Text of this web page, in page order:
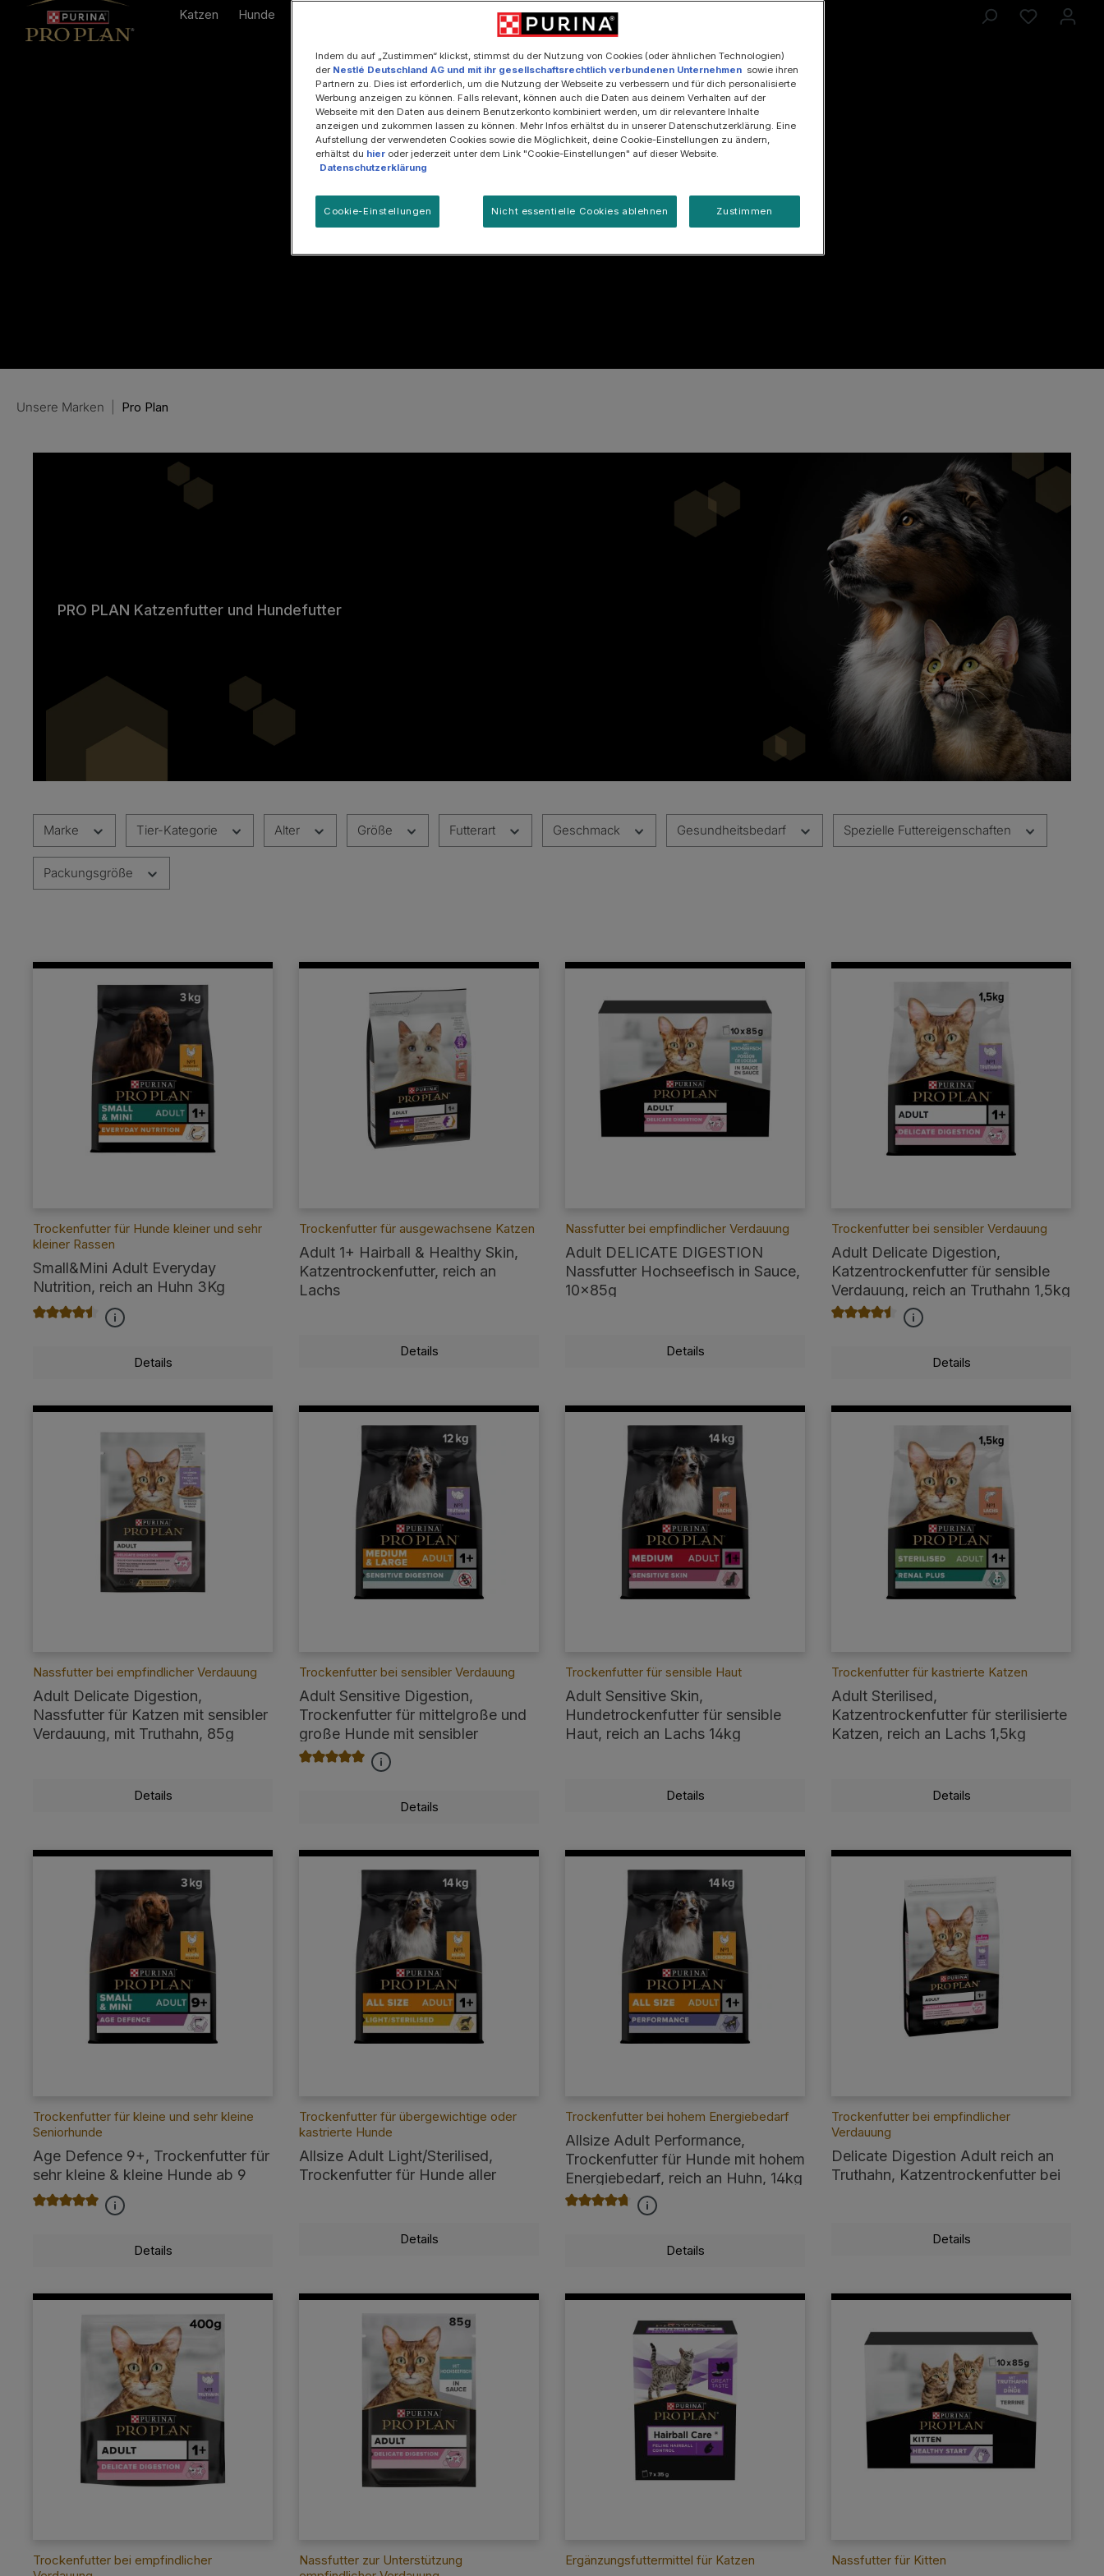
Katzen Hunde Mitarbeiterprogramm Thank you
Unsere Marken Pro Plan
PRO PLAN Katzenfutter und Hundefutter
Marke Tier-Kategorie Alter Größe Futterart Geschmack Gesundheitsbedarf Spezielle Futtereigenschaften
Packungsgröße
Trockenfutter für Hunde kleiner und sehr
kleiner Rassen
Small&Mini Adult Everyday
Nutrition, reich an Huhn 3Kg
Durchschnittliche Bewertung von 4.4 von 5 Sternen
Details
Trockenfutter für ausgewachsene Katzen
Adult 1+ Hairball & Healthy Skin,
Katzentrockenfutter, reich an
Lachs
Details
Nassfutter bei empfindlicher Verdauung
Adult DELICATE DIGESTION
Nassfutter Hochseefisch in Sauce,
10x85g
Details
Trockenfutter bei sensibler Verdauung
Adult Delicate Digestion,
Katzentrockenfutter für sensible
Verdauung, reich an Truthahn 1,5kg
Durchschnittliche Bewertung von 4.4 von 5
Details
Nassfutter bei empfindlicher Verdauung
Adult Delicate Digestion,
Nassfutter für Katzen mit sensibler
Verdauung, mit Truthahn, 85g
Details
Trockenfutter bei sensibler Verdauung
Adult Sensitive Digestion,
Trockenfutter für mittelgroße und
große Hunde mit sensibler
Verdauung, Getreidefrei
Durchschnittliche Bewertung von 4.9 von 5 Sternen
Details
Trockenfutter für sensible Haut
Adult Sensitive Skin,
Hundetrockenfutter für sensible
Haut, reich an Lachs 14kg
Details
Trockenfutter für kastrierte Katzen
Adult Sterilised,
Katzentrockenfutter für sterilisierte
Katzen, reich an Lachs 1,5kg
Details
Trockenfutter für kleine und sehr kleine
Seniorhunde
Age Defence 9+, Trockenfutter für
sehr kleine & kleine Hunde ab 9
Jahren, reich an Huhn 3kg
Durchschnittliche Bewertung von 5 von 5 Sternen
Details
Trockenfutter für übergewichtige oder
kastrierte Hunde
Allsize Adult Light/Sterilised,
Trockenfutter für Hunde aller
Details
Trockenfutter bei hohem Energiebedarf
Allsize Adult Performance,
Trockenfutter für Hunde mit hohem
Energiebedarf, reich an Huhn, 14kg
Durchschnittliche Bewertung von 4.7 von 5 Sternen
Details
Trockenfutter bei empfindlicher
Verdauung
Delicate Digestion Adult reich an
Truthahn, Katzentrockenfutter bei
Details
Trockenfutter bei empfindlicher
Nassfutter zur Unterstützung
Ergänzungsfuttermittel für Katzen Nassfutter für Kitten
Indem du auf „Zustimmen“ klickst, stimmst du der Nutzung von Cookies (oder ähnlichen Technologien)
der Nestlé Deutschland AG und mit ihr gesellschaftsrechtlich verbundenen Unternehmen sowie ihren
Partnern zu. Dies ist erforderlich, um die Nutzung der Webseite zu verbessern und für dich personalisierte
Werbung anzeigen zu können. Falls relevant, können auch die Daten aus deinem Verhalten auf der
Webseite mit den Daten aus deinem Benutzerkonto kombiniert werden, um dir relevantere Inhalte
anzeigen und zukommen lassen zu können. Mehr Infos erhältst du in unserer Datenschutzerklärung. Eine
Aufstellung der verwendeten Cookies sowie die Möglichkeit, deine Cookie-Einstellungen zu ändern,
erhältst du hier oder jederzeit unter dem Link "Cookie-Einstellungen" auf dieser Website.
Datenschutzerklärung
Cookie-Einstellungen Nicht essentielle Cookies ablehnen Zustimmen